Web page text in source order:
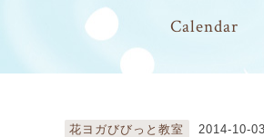
Calendar
花ヨガびびっと教室
2014-10-